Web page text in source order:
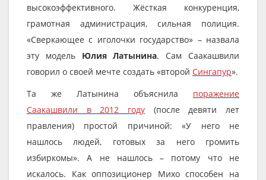
высокоэффективного. Жёсткая конкуренция,
грамотная администрация, сильная полиция.
«Сверкающее с иголочки государство» – назвала
эту модель Юлия Латынина. Сам Саакашвили
говорил о своей мечте создать «второй Сингапур».
Та же Латынина объяснила поражение
Саакашвили в 2012 году (после девяти лет
правления) простой причиной: «У него не
нашлось людей, готовых за него громить
избиркомы». А не нашлось – потому что не
искалось. Как оппозиционер Михо способен на